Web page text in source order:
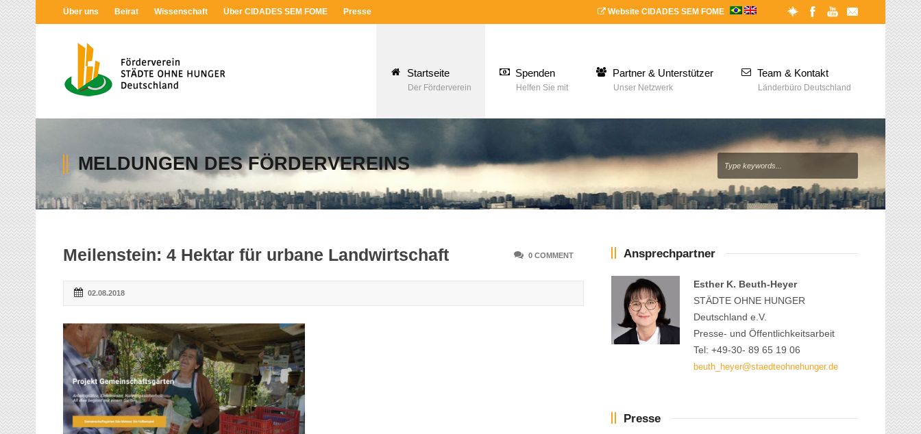
Über uns Beirat Wissenschaft Über CIDADES SEM FOME Presse Website CIDADES SEM FOME
Startseite
Der Förderverein
Spenden
Helfen Sie mit
Partner & Unterstützer
Unser Netzwerk
Team & Kontakt
Länderbüro Deutschland
MELDUNGEN DES FÖRDERVEREINS
0 COMMENT
Meilenstein: 4 Hektar für urbane Landwirtschaft
02.08.2018
Ansprechpartner
Esther K. Beuth-Heyer
STÄDTE OHNE HUNGER
Deutschland e.V.
Presse- und Öffentlichkeitsarbeit
Tel: +49-30- 89 65 19 06
beuth_heyer@staedteohnehunger.de
Presse